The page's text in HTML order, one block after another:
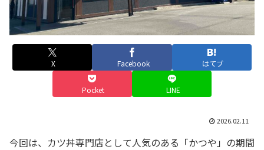
X Facebook はてブ
Pocket LINE
2026.02.11
今回は、カツ丼専門店として人気のある「かつや」の期間